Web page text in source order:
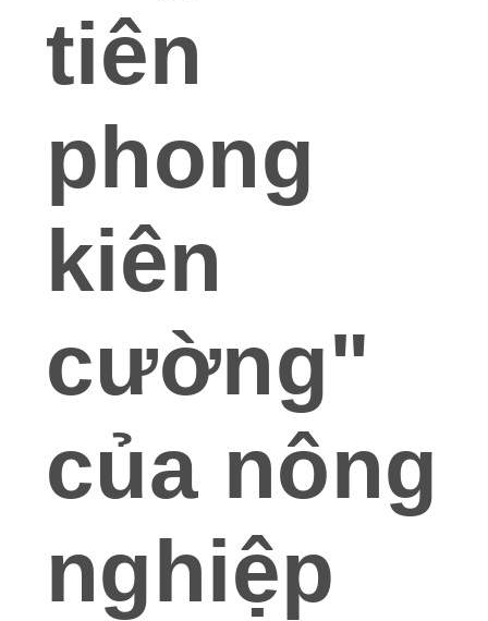
tiên
phong
kiên
cường"
của nông
nghiệp